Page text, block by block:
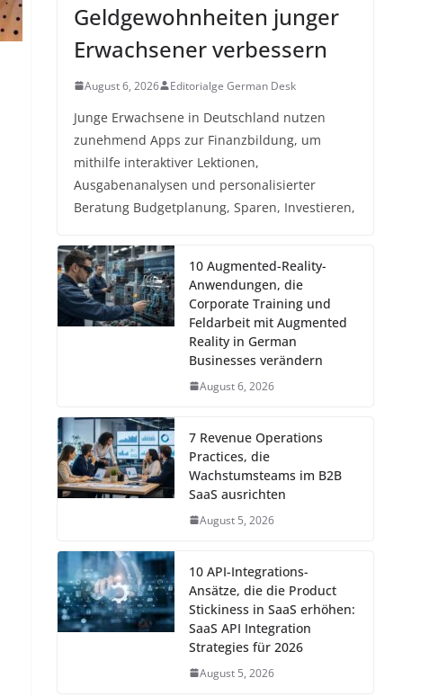
Geldgewohnheiten junger
Erwachsener verbessern
August 6, 2026 Editorialge German Desk
Junge Erwachsene in Deutschland nutzen
zunehmend Apps zur Finanzbildung, um
mithilfe interaktiver Lektionen,
Ausgabenanalysen und personalisierter
Beratung Budgetplanung, Sparen, Investieren,
10 Augmented-Reality-
Anwendungen, die
Corporate Training und
Feldarbeit mit Augmented
Reality in German
Businesses verändern
August 6, 2026
7 Revenue Operations
Practices, die
Wachstumsteams im B2B
SaaS ausrichten
August 5, 2026
10 API-Integrations-
Ansätze, die die Product
Stickiness in SaaS erhöhen:
SaaS API Integration
Strategies für 2026
August 5, 2026